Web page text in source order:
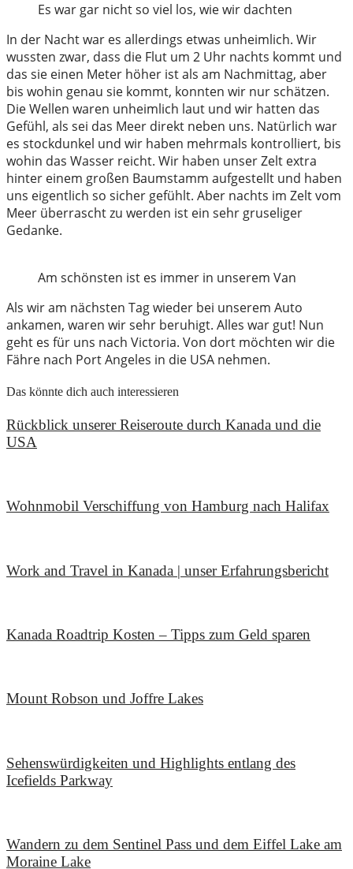
Es war gar nicht so viel los, wie wir dachten
In der Nacht war es allerdings etwas unheimlich. Wir
wussten zwar, dass die Flut um 2 Uhr nachts kommt und
das sie einen Meter höher ist als am Nachmittag, aber
bis wohin genau sie kommt, konnten wir nur schätzen.
Die Wellen waren unheimlich laut und wir hatten das
Gefühl, als sei das Meer direkt neben uns. Natürlich war
es stockdunkel und wir haben mehrmals kontrolliert, bis
wohin das Wasser reicht. Wir haben unser Zelt extra
hinter einem großen Baumstamm aufgestellt und haben
uns eigentlich so sicher gefühlt. Aber nachts im Zelt vom
Meer überrascht zu werden ist ein sehr gruseliger
Gedanke.
Am schönsten ist es immer in unserem Van
Als wir am nächsten Tag wieder bei unserem Auto
ankamen, waren wir sehr beruhigt. Alles war gut! Nun
geht es für uns nach Victoria. Von dort möchten wir die
Fähre nach Port Angeles in die USA nehmen.
Das könnte dich auch interessieren
Rückblick unserer Reiseroute durch Kanada und die
USA
Wohnmobil Verschiffung von Hamburg nach Halifax
Work and Travel in Kanada | unser Erfahrungsbericht
Kanada Roadtrip Kosten – Tipps zum Geld sparen
Mount Robson und Joffre Lakes
Sehenswürdigkeiten und Highlights entlang des
Icefields Parkway
Wandern zu dem Sentinel Pass und dem Eiffel Lake am
Moraine Lake